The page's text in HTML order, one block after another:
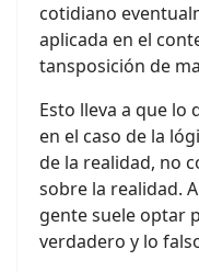
cotidiano
aplicada en el
tansposición de
Esto lleva a que lo
en el caso de la
de la realidad, no
sobre la realidad.
gente suele optar
verdadero y lo